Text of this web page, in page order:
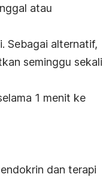
atau
Sebagai alternatif,
seminggu sekali
1 menit ke
dan terapi